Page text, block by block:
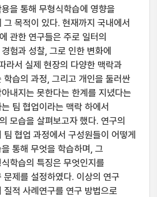
을 통해 무형식학습에 영향을
그 목적이 있다. 현재까지 국내에서
관한 연구들은 주로 일터의
험과 성찰, 그로 인한 변화에
라서 실제 현장의 다양한 맥락과
학습의 과정, 그리고 개인을 둘러싼
내지는 못한다는 한계를 지녔다는
팀 협업이라는 맥락 하에서
모습을 살펴보고자 했다. 연구의
협업 과정에서 구성원들이 어떻게
통해 무엇을 학습하며, 그
학습의 특징은 무엇인지를
문제를 설정하였다. 이상의 연구
질적 사례연구를 연구 방법으로